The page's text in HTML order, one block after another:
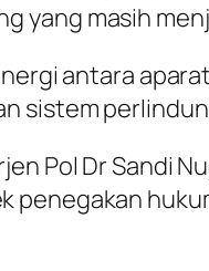
yang masih
antara
sistem
Pol Dr Sandi
penegakan